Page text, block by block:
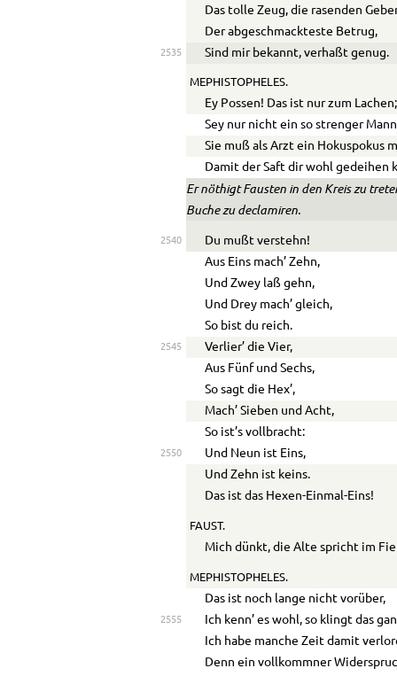
Das tolle Zeug, die rasenden
Der abgeschmackteste Betrug,
2535 Sind mir bekannt, verhaßt genug.
MEPHISTOPHELES.
Ey Possen! Das ist nur zum Lachen;
Sey nur nicht ein so strenger
Sie muß als Arzt ein Hokuspokus
Damit der Saft dir wohl gedeihen
Er nöthigt Fausten in den Kreis zu
Buche zu declamiren.
2540
Du mußt verstehn!
Aus Eins mach’ Zehn,
Und Zwey laß gehn,
Und Drey mach’ gleich,
So bist du reich.
2545
Verlier’ die Vier,
Aus Fünf und Sechs,
So sagt die Hex’,
Mach’ Sieben und Acht,
So ist’s vollbracht:
2550
Und Neun ist Eins,
Und Zehn ist keins.
Das ist das Hexen-Einmal-Eins!
FAUST.
Mich dünkt, die Alte spricht im
MEPHISTOPHELES.
Das ist noch lange nicht vorüber,
2555
Ich kenn’ es wohl, so klingt das
Ich habe manche Zeit damit
Denn ein vollkommner